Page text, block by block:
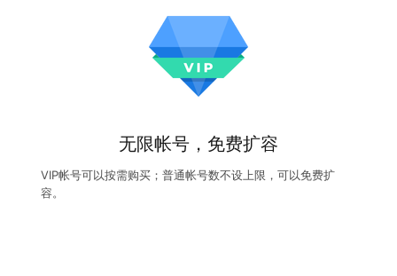
无限帐号，免费扩容
VIP帐号可以按需购买；普通帐号数不设上限，可以免费扩
容。